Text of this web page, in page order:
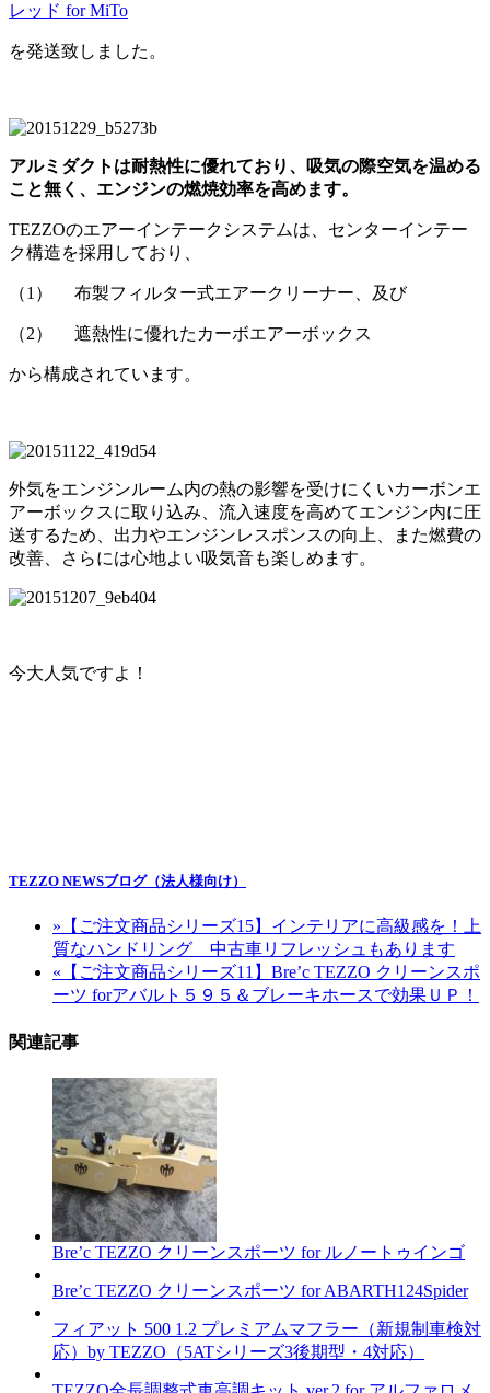
レッド for MiTo
を発送致しました。
アルミダクトは耐熱性に優れており、吸気の際空気を温める
こと無く、エンジンの燃焼効率を高めます。
TEZZOのエアーインテークシステムは、センターインテー
ク構造を採用しており、
（1） 布製フィルター式エアークリーナー、及び
（2） 遮熱性に優れたカーボエアーボックス
から構成されています。
外気をエンジンルーム内の熱の影響を受けにくいカーボンエ
アーボックスに取り込み、流入速度を高めてエンジン内に圧
送するため、出力やエンジンレスポンスの向上、また燃費の
改善、さらには心地よい吸気音も楽しめます。
今大人気ですよ！
TEZZO NEWSブログ（法人様向け）
» 【ご注文商品シリーズ15】インテリアに高級感を！上
質なハンドリング 中古車リフレッシュもあります
« 【ご注文商品シリーズ11】Bre’c TEZZO クリーンスポ
ーツ forアバルト５９５＆ブレーキホースで効果ＵＰ！
関連記事
Bre’c TEZZO クリーンスポーツ for ルノートゥインゴ
Bre’c TEZZO クリーンスポーツ for ABARTH124Spider
フィアット 500 1.2 プレミアムマフラー（新規制車検対
応）by TEZZO（5ATシリーズ3後期型・4対応）